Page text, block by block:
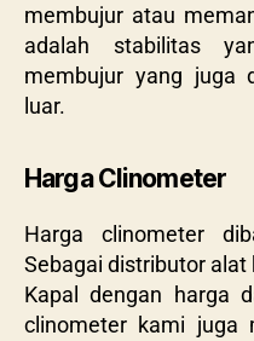
membujur atau
adalah stabilitas
membujur yang juga
luar.
Harga Clinometer
Harga clinometer
Sebagai distributor
Kapal dengan harga
clinometer kami juga